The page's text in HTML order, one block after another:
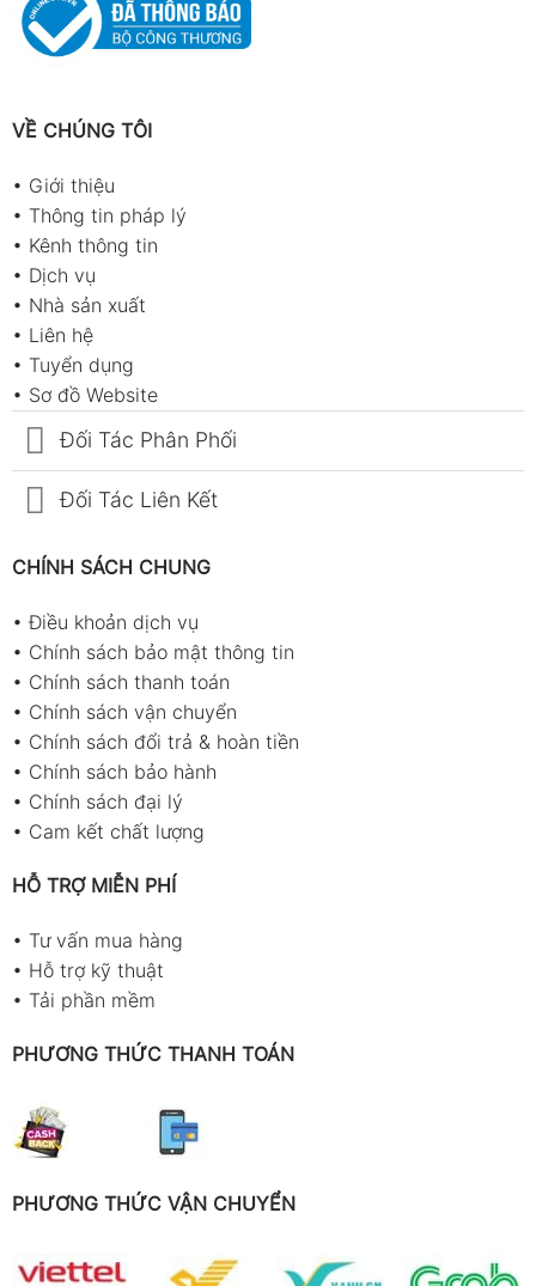
VỀ CHÚNG TÔI
• Giới thiệu
• Thông tin pháp lý
• Kênh thông tin
• Dịch vụ
• Nhà sản xuất
• Liên hệ
• Tuyển dụng
• Sơ đồ Website
Đối Tác Phân Phối
Đối Tác Liên Kết
CHÍNH SÁCH CHUNG
•Điều khoản dịch vụ
• Chính sách bảo mật thông tin
• Chính sách thanh toán
• Chính sách vận chuyển
• Chính sách đổi trả & hoàn tiền
• Chính sách bảo hành
• Chính sách đại lý
• Cam kết chất lượng
HỖ TRỢ MIỄN PHÍ
• Tư vấn mua hàng
• Hỗ trợ kỹ thuật
• Tải phần mềm
PHƯƠNG THỨC THANH TOÁN
PHƯƠNG THỨC VẬN CHUYỂN